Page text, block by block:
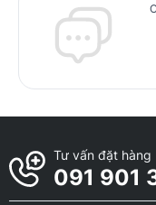
Tư vấn đặt hàng
091 901